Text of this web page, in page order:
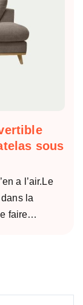
sous
a l’air.Le
la
faire…